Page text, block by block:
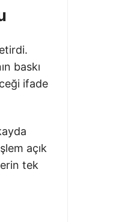
baskı
ifade
açık
tek